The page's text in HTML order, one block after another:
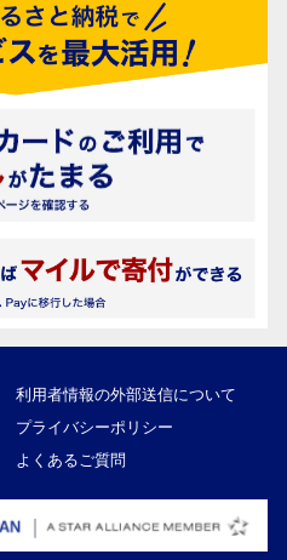
利用者情報の外部送信について
プライバシーポリシー
よくあるご質問